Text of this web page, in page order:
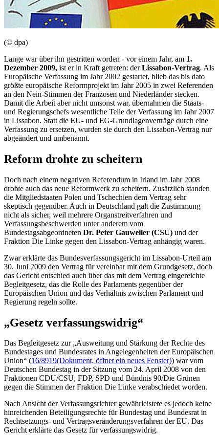
(© dpa)
Lange war über ihn gestritten worden - vor einem Jahr, am 1.
Dezember 2009, ist er in Kraft getreten: derLissabon-Vertrag. Als
Europäische Verfassung im Jahr 2002 gestartet, blieb das bis dato
größte europäische Reformprojekt im Jahr 2005 in zwei Referenden
an den Nein-Stimmen der Franzosen und Niederländer stecken.
Damit die Arbeit aber nicht umsonst war, übernahmen die Staats-
und Regierungschefs wesentliche Teile der Verfassung im Jahr 2007
in Lissabon. Statt die EU- und EG-Grundlagenverträge durch eine
Verfassung zu ersetzen, wurden sie durch den Lissabon-Vertrag nur
abgeändert und umbenannt.
Reform drohte zu scheitern
Doch nach einem negativen Referendum in Irland im Jahr 2008
drohte auch das neue Reformwerk zu scheitern. Zusätzlich standen
die Mitgliedstaaten Polen und Tschechien dem Vertrag sehr
skeptisch gegenüber. Auch in Deutschland galt die Zustimmung
nicht als sicher, weil mehrere Organstreitverfahren und
Verfassungsbeschwerden unter anderem vom
Bundestagsabgeordneten Dr. Peter Gauweiler (CSU) und der
Fraktion Die Linke gegen den Lissabon-Vertrag anhängig waren.
Zwar erklärte das Bundesverfassungsgericht im Lissabon-Urteil am
30. Juni 2009 den Vertrag für vereinbar mit dem Grundgesetz, doch
das Gericht entschied auch über das mit dem Vertrag eingereichte
Begleitgesetz, das die Rolle des Parlaments gegenüber der
Europäischen Union und das Verhältnis zwischen Parlament und
Regierung regeln sollte.
„Gesetz verfassungswidrig“
Das Begleitgesetz zur „Ausweitung und Stärkung der Rechte des
Bundestages und Bundesrates in Angelegenheiten der Europäischen
Union“ (16/8919(Dokument, öffnet ein neues Fenster)) war vom
Deutschen Bundestag in der Sitzung vom 24. April 2008 von den
Fraktionen CDU/CSU, FDP, SPD und Bündnis 90/Die Grünen
gegen die Stimmen der Fraktion Die Linke verabschiedet worden.
Nach Ansicht der Verfassungsrichter gewährleistete es jedoch keine
hinreichenden Beteiligungsrechte für Bundestag und Bundesrat in
Rechtsetzungs- und Vertragsveränderungsverfahren der EU. Das
Gericht erklärte das Gesetz für verfassungswidrig.